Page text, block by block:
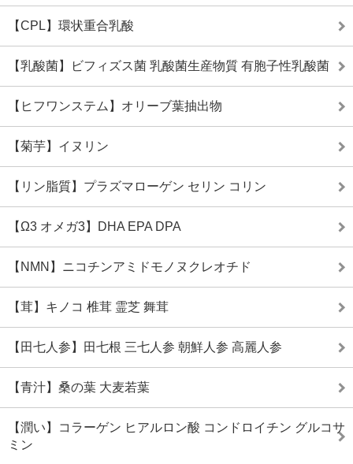
【CPL】環状重合乳酸
【乳酸菌】ビフィズス菌 乳酸菌生産物質 有胞子性乳酸菌
【ヒフワンステム】オリーブ葉抽出物
【菊芋】イヌリン
【リン脂質】プラズマローゲン セリン コリン
【Ω3 オメガ3】DHA EPA DPA
【NMN】ニコチンアミドモノヌクレオチド
【茸】キノコ 椎茸 霊芝 舞茸
【田七人参】田七根 三七人参 朝鮮人参 高麗人参
【青汁】桑の葉 大麦若葉
【潤い】コラーゲン ヒアルロン酸 コンドロイチン グルコサ
ミン